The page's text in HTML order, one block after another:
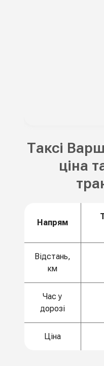
Таксі
ціна
Напрям
Відстань,
км
Час у
дорозі
Ціна